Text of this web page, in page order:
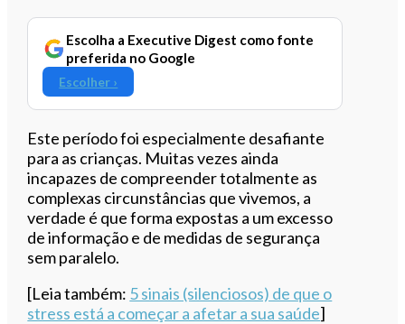
Escolha a Executive Digest como fonte
preferida no Google
Escolher ›
Este período foi especialmente desafiante
para as crianças. Muitas vezes ainda
incapazes de compreender totalmente as
complexas circunstâncias que vivemos, a
verdade é que forma expostas a um excesso
de informação e de medidas de segurança
sem paralelo.
[Leia também: 5 sinais (silenciosos) de que o
stress está a começar a afetar a sua saúde]